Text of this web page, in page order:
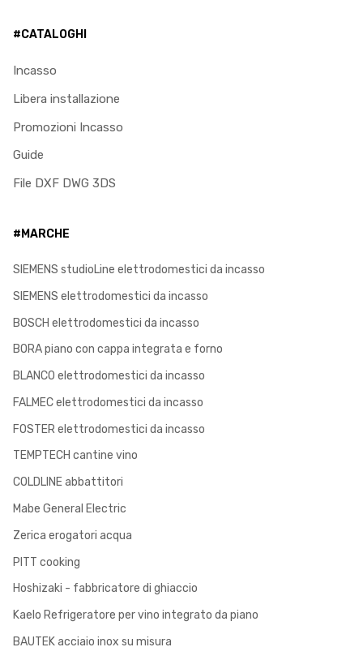
#CATALOGHI
Incasso
Libera installazione
Promozioni Incasso
Guide
File DXF DWG 3DS
#MARCHE
SIEMENS studioLine elettrodomestici da incasso
SIEMENS elettrodomestici da incasso
BOSCH elettrodomestici da incasso
BORA piano con cappa integrata e forno
BLANCO elettrodomestici da incasso
FALMEC elettrodomestici da incasso
FOSTER elettrodomestici da incasso
TEMPTECH cantine vino
COLDLINE abbattitori
Mabe General Electric
Zerica erogatori acqua
PITT cooking
Hoshizaki - fabbricatore di ghiaccio
Kaelo Refrigeratore per vino integrato da piano
BAUTEK acciaio inox su misura